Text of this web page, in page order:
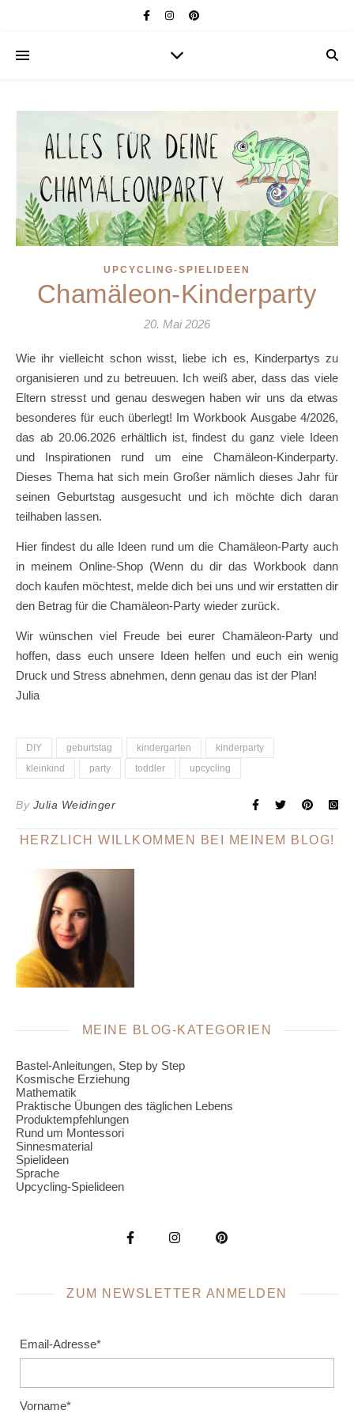
UPCYCLING-SPIELIDEEN
Chamäleon-Kinderparty
20. Mai 2026
Wie ihr vielleicht schon wisst, liebe ich es, Kinderpartys zu
organisieren und zu betreuuen. Ich weiß aber, dass das viele
Eltern stresst und genau deswegen haben wir uns da etwas
besonderes für euch überlegt! Im Workbook Ausgabe 4/2026,
das ab 20.06.2026 erhältlich ist, findest du ganz viele Ideen
und Inspirationen rund um eine Chamäleon-Kinderparty.
Dieses Thema hat sich mein Großer nämlich dieses Jahr für
seinen Geburtstag ausgesucht und ich möchte dich daran
teilhaben lassen.
Hier findest du alle Ideen rund um die Chamäleon-Party auch
in meinem Online-Shop (Wenn du dir das Workbook dann
doch kaufen möchtest, melde dich bei uns und wir erstatten dir
den Betrag für die Chamäleon-Party wieder zurück.
Wir wünschen viel Freude bei eurer Chamäleon-Party und
hoffen, dass euch unsere Ideen helfen und euch ein wenig
Druck und Stress abnehmen, denn genau das ist der Plan!
Julia
DIY geburtstag kindergarten
kinderparty
kleinkind
party toddler upcycling
By Julia Weidinger
HERZLICH WILLKOMMEN BEI MEINEM BLOG!
MEINE BLOG-KATEGORIEN
Bastel-Anleitungen, Step by Step
Kosmische Erziehung
Mathematik
Praktische Übungen des täglichen Lebens
Produktempfehlungen
Rund um Montessori
Sinnesmaterial
Spielideen
Sprache
Upcycling-Spielideen
ZUM NEWSLETTER ANMELDEN
Email-Adresse*
Vorname*